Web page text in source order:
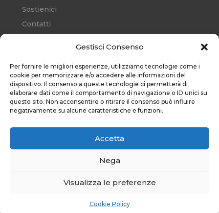
Gestisci Consenso
Per fornire le migliori esperienze, utilizziamo tecnologie come i
cookie per memorizzare e/o accedere alle informazioni del
dispositivo. Il consenso a queste tecnologie ci permetterà di
elaborare dati come il comportamento di navigazione o ID unici su
questo sito. Non acconsentire o ritirare il consenso può influire
negativamente su alcune caratteristiche e funzioni.
Accetta
Nega
Visualizza le preferenze
Cookie Policy
Sostienici
Contatti
RISORSE
Iscriviti alla nostra
newsletter
anteprima notizie esclusive, inviti a eventi
iniziative che fanno la differenza. Non
integrante del nostro viaggio verso un